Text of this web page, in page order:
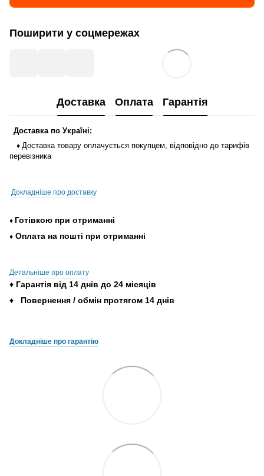
Поширити у соцмережах
Доставка Оплата Гарантія
Доставка по Україні:
♦ Доставка товару оплачується покупцем, відповідно до тарифів
перевізника
Докладніше про доставку
♦ Готівкою при отриманні
♦ Оплата на пошті при отриманні
Детальніше про оплату
♦ Гарантія від 14 днів до 24 місяців
♦ Повернення / обмін протягом 14 днів
Докладніше про гарантію